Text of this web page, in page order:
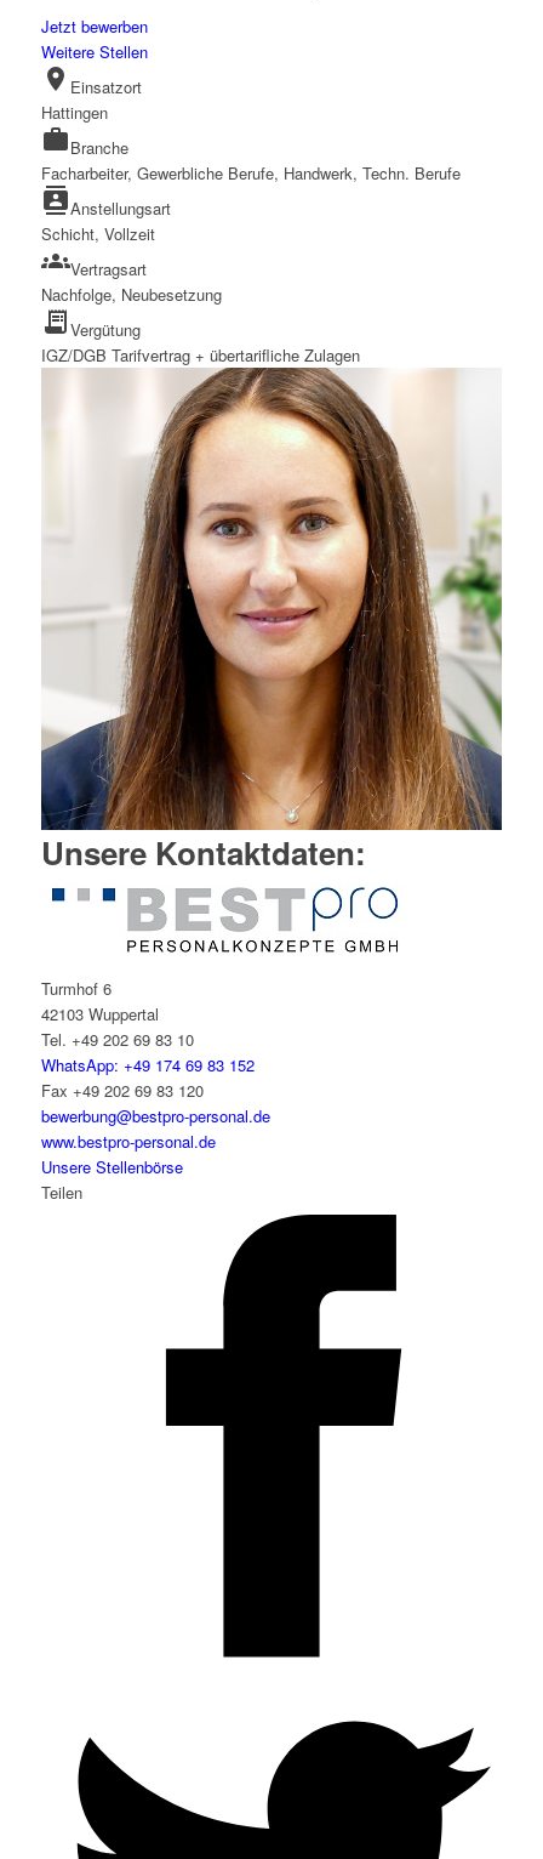
Jetzt bewerben
Weitere Stellen
location_on Einsatzort
Hattingen
workBranche
Facharbeiter, Gewerbliche Berufe, Handwerk, Techn. Berufe
contactsAnstellungsart
Schicht, Vollzeit
groupsVertragsart
Nachfolge, Neubesetzung
receipt_long Vergütung
IGZ/DGB Tarifvertrag + übertarifliche Zulagen
Unsere Kontaktdaten:
Turmhof 6
42103 Wuppertal
Tel. +49 202 69 83 10
WhatsApp: +49 174 69 83 152
Fax +49 202 69 83 120
bewerbung@bestpro-personal.de
www.bestpro-personal.de
Unsere Stellenbörse
Teilen